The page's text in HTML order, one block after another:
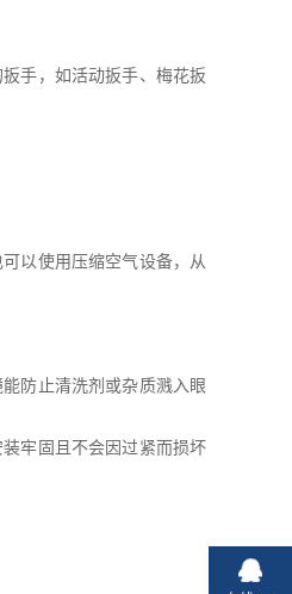
手，如活动扳手、梅花扳
以使用压缩空气设备，从
防止清洗剂或杂质溅入眼
牢固且不会因过紧而损坏